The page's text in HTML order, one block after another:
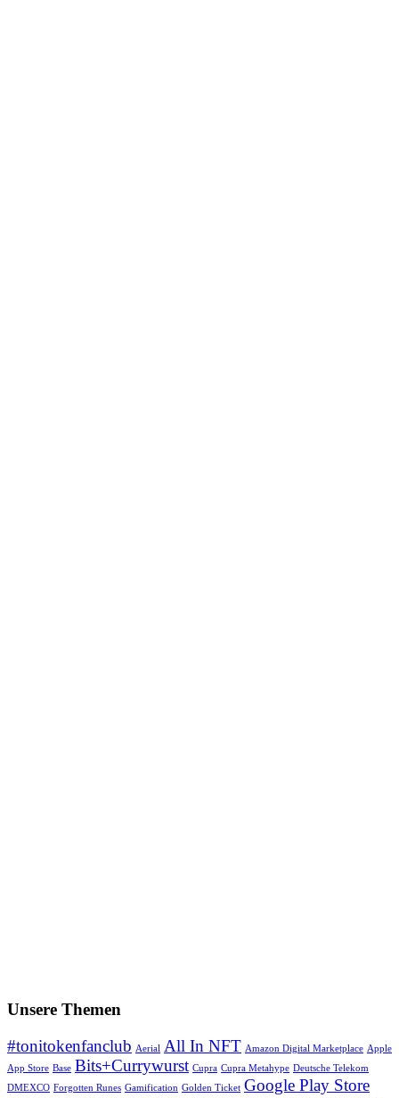
Unsere Themen
#tonitokenfanclub Aerial All In NFT Amazon Digital Marketplace Apple
App Store Base Bits+Currywurst Cupra Cupra Metahype Deutsche Telekom
DMEXCO Forgotten Runes Gamification Golden Ticket Google Play Store